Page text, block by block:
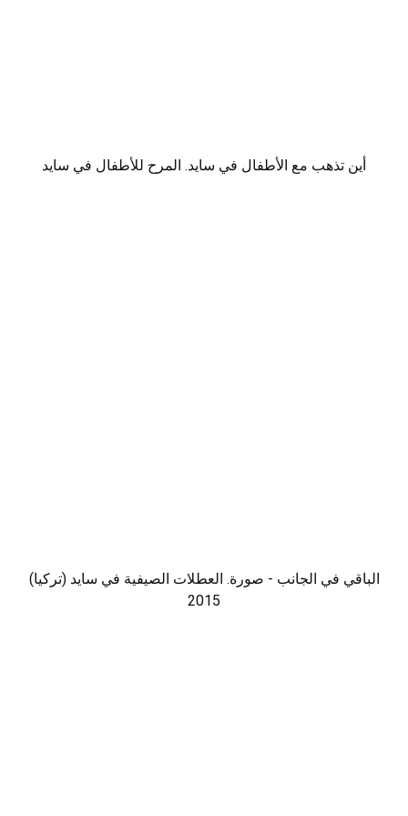
أين تذهب مع الأطفال في سايد. المرح للأطفال في سايد
الباقي في الجانب - صورة. العطلات الصيفية في سايد (تركيا)
2015